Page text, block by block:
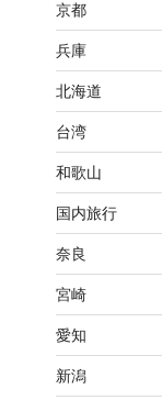
京都
兵庫
北海道
台湾
和歌山
国内旅行
奈良
宮崎
愛知
新潟